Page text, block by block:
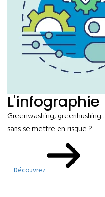
L'infographie
Greenwashing,
sans se mettre en risque ?
Découvrez